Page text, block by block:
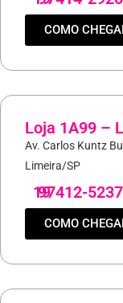
COMO
Loja 1A99 –
Av. Carlos Kuntz
Limeira/SP
19
97412-5237
COMO